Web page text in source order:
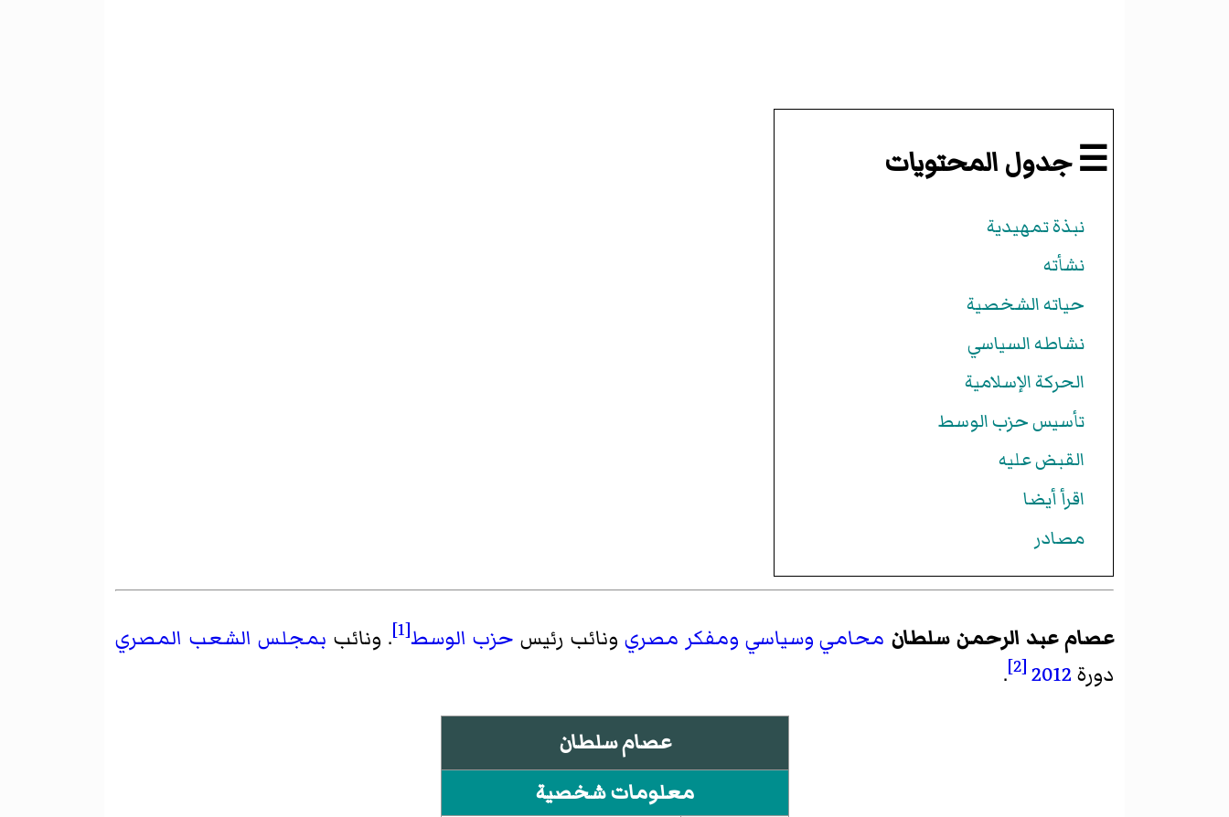
☰ جدول المحتويات
نبذة تمهيدية
نشأته
حياته الشخصية
نشاطه السياسي
الحركة الإسلامية
تأسيس حزب الوسط
القبض عليه
اقرأ أيضا
مصادر
عصام عبد الرحمن سلطان محامي وسياسي ومفكر مصري ونائب رئيس حزب الوسط[1] . ونائب بمجلس الشعب المصري
دورة 2012
[2]
.
عصام سلطان
معلومات شخصية